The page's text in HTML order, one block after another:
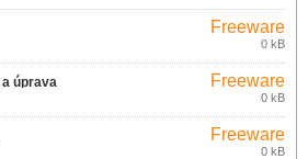
Freeware
0 kB
úprava
Freeware
0 kB
Freeware
0 kB